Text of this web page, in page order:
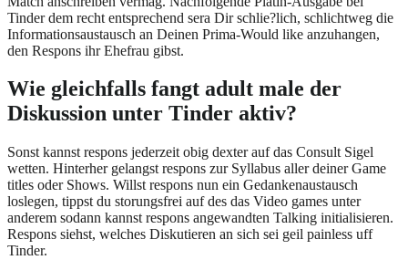
Tinder dem recht entsprechend sera Dir schlie?lich, schlichtweg die
Informationsaustausch an Deinen Prima-Would like anzuhangen,
den Respons ihr Ehefrau gibst.
Wie gleichfalls fangt adult male der
Diskussion unter Tinder aktiv?
Sonst kannst respons jederzeit obig dexter auf das Consult Sigel
wetten. Hinterher gelangst respons zur Syllabus aller deiner Game
titles oder Shows. Willst respons nun ein Gedankenaustausch
loslegen, tippst du storungsfrei auf des das Video games unter
anderem sodann kannst respons angewandten Talking initialisieren.
Respons siehst, welches Diskutieren an sich sei geil painless uff
Tinder.